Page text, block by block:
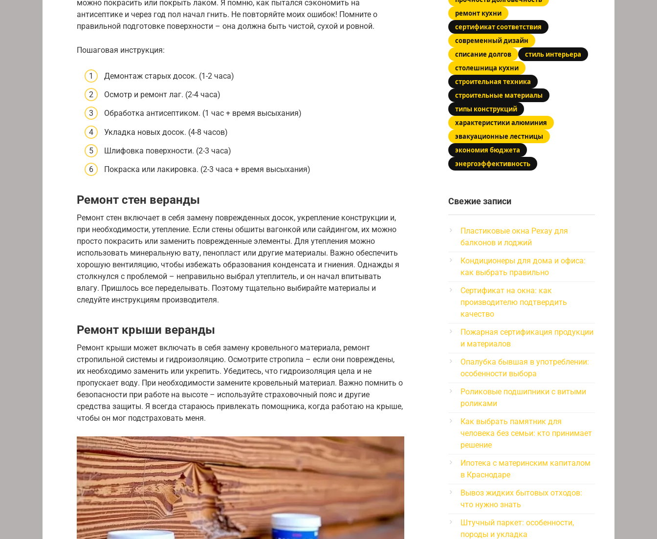
можно покрасить или покрыть лаком. Я помню, как пытался сэкономить на
антисептике и через год пол начал гнить. Не повторяйте моих ошибок! Помните о
правильной подготовке поверхности – она должна быть чистой, сухой и ровной.
Пошаговая инструкция:
Демонтаж старых досок. (1-2 часа)
Осмотр и ремонт лаг. (2-4 часа)
Обработка антисептиком. (1 час + время высыхания)
Укладка новых досок. (4-8 часов)
Шлифовка поверхности. (2-3 часа)
Покраска или лакировка. (2-3 часа + время высыхания)
Ремонт стен веранды
Ремонт стен включает в себя замену поврежденных досок, укрепление конструкции и,
при необходимости, утепление. Если стены обшиты вагонкой или сайдингом, их можно
просто покрасить или заменить поврежденные элементы. Для утепления можно
использовать минеральную вату, пенопласт или другие материалы. Важно обеспечить
хорошую вентиляцию, чтобы избежать образования конденсата и гниения. Однажды я
столкнулся с проблемой – неправильно выбрал утеплитель, и он начал впитывать
влагу. Пришлось все переделывать. Поэтому тщательно выбирайте материалы и
следуйте инструкциям производителя.
Ремонт крыши веранды
Ремонт крыши может включать в себя замену кровельного материала, ремонт
стропильной системы и гидроизоляцию. Осмотрите стропила – если они повреждены,
их необходимо заменить или укрепить. Убедитесь, что гидроизоляция цела и не
пропускает воду. При необходимости замените кровельный материал. Важно помнить о
безопасности при работе на высоте – используйте страховочный пояс и другие
средства защиты. Я всегда стараюсь привлекать помощника, когда работаю на крыше,
чтобы он мог подстраховать меня.
ремонт кухни
сертификат соответствия
современный дизайн
списание долгов
стиль интерьера
столешница кухни
строительная техника
строительные материалы
типы конструкций
характеристики алюминия
эвакуационные лестницы
экономия бюджета
энергоэффективность
Свежие записи
Пластиковые окна Рехау для
балконов и лоджий
Кондиционеры для дома и офиса:
как выбрать правильно
Сертификат на окна: как
производителю подтвердить
качество
Пожарная сертификация продукции
и материалов
Опалубка бывшая в употреблении:
особенности выбора
Роликовые подшипники с витыми
роликами
Как выбрать памятник для
человека без семьи: кто принимает
решение
Ипотека с материнским капиталом
в Краснодаре
Вывоз жидких бытовых отходов:
что нужно знать
Штучный паркет: особенности,
породы и укладка